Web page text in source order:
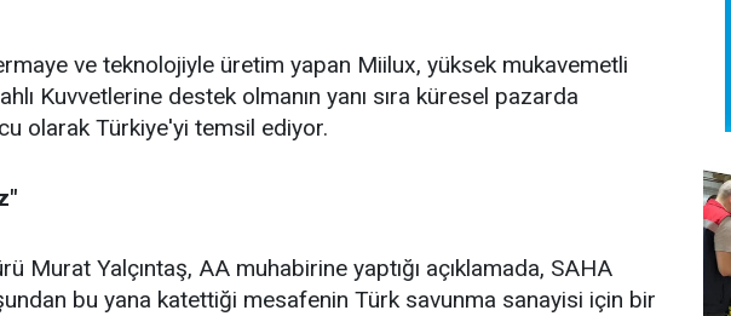
ve teknolojiyle üretim yapan Miilux, yüksek mukavemetli
Kuvvetlerine destek olmanın yanı sıra küresel pazarda
olarak Türkiye'yi temsil ediyor.
Murat Yalçıntaş, AA muhabirine yaptığı açıklamada, SAHA
bu yana katettiği mesafenin Türk savunma sanayisi için bir